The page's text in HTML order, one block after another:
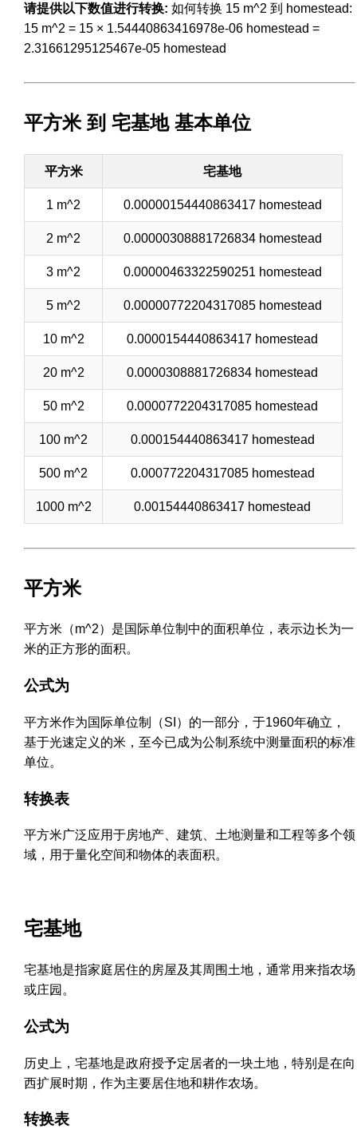
请提供以下数值进行转换: 如何转换 15 m^2 到 homestead:
15 m^2 = 15 × 1.54440863416978e-06 homestead =
2.31661295125467e-05 homestead
平方米 到 宅基地 基本单位
平方米 宅基地
1 m^2 0.00000154440863417 homestead
2 m^2 0.00000308881726834 homestead
3 m^2 0.00000463322590251 homestead
5 m^2 0.00000772204317085 homestead
10 m^2 0.0000154440863417 homestead
20 m^2 0.0000308881726834 homestead
50 m^2 0.0000772204317085 homestead
100 m^2 0.000154440863417 homestead
500 m^2 0.000772204317085 homestead
1000 m^2 0.00154440863417 homestead
平方米
平方米（m^2）是国际单位制中的面积单位，表示边长为一
米的正方形的面积。
公式为
平方米作为国际单位制（SI）的一部分，于1960年确立，
基于光速定义的米，至今已成为公制系统中测量面积的标准
单位。
转换表
平方米广泛应用于房地产、建筑、土地测量和工程等多个领
域，用于量化空间和物体的表面积。
宅基地
宅基地是指家庭居住的房屋及其周围土地，通常用来指农场
或庄园。
公式为
历史上，宅基地是政府授予定居者的一块土地，特别是在向
西扩展时期，作为主要居住地和耕作农场。
转换表